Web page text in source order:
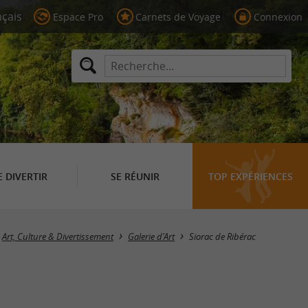
Espace Pro Carnets de Voyage Connexion
DIVERTIR SE RÉUNIR TOP EXPÉRIENCES
Masquer la carte
Art, Culture & Divertissement Galerie d'Art Siorac de Ribérac